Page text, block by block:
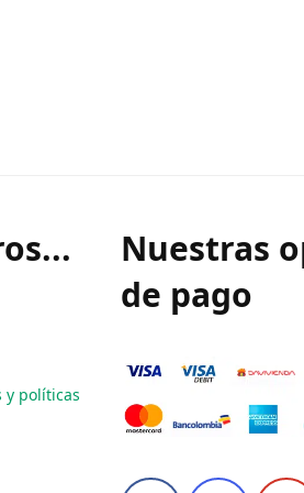
y políticas
Nuestras
de pago